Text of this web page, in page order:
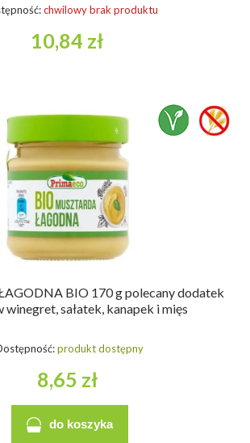
chwilowy brak produktu
10,84 zł
BIO 170 g polecany dodatek
winegret, sałatek, kanapek i mięs
produkt dostępny
8,65 zł
do koszyka